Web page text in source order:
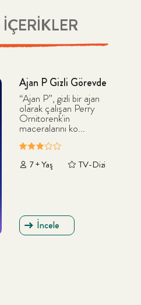
Ajan P Gizli Görevde
“Ajan P”, gizli bir ajan
olarak çalışan Perry
Ornitorenk'in
maceralarını ko...
7 + Yaş TV-Dizi
İncele